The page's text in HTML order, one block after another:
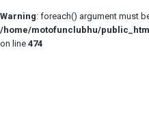
Warning: foreach() argument must
/home/motofunclubhu/
on line 474